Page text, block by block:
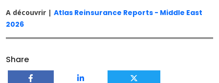
A découvrir | Atlas Reinsurance Reports - Middle East
2026
Share